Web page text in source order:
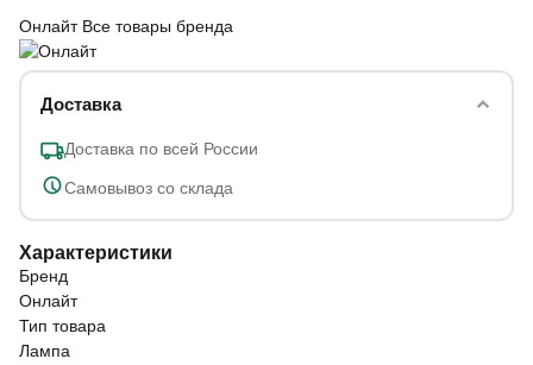
Онлайт Все товары бренда
Доставка
Доставка по всей России
Самовывоз со склада
Характеристики
Бренд
Онлайт
Тип товара
Лампа